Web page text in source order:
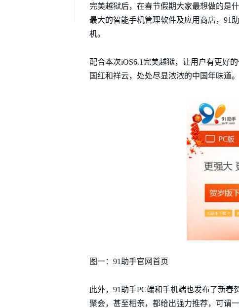
完美越狱后，在春节假期大家最想做的是
最大的智能手机管理软件及应用商店，91
机。
配合本次iOS6.1完美越狱，让用户有更好
国红和祥云，处处尽显浓浓的中国年味道。
图一：91助手官网首页
此外，91助手PC端和手机端也发布了新春
聚会，甚至相亲，都给出强力推荐，可谓一